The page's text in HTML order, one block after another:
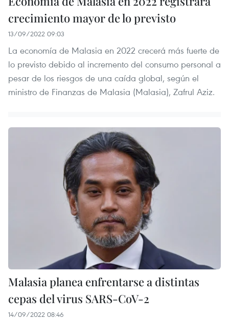
crecimiento mayor de lo previsto
13/09/2022 09:03
La economía de Malasia en 2022 crecerá más fuerte de
lo previsto debido al incremento del consumo personal a
pesar de los riesgos de una caída global, según el
ministro de Finanzas de Malasia (Malasia), Zafrul Aziz.
Malasia planea enfrentarse a distintas
cepas del virus SARS-CoV-2
14/09/2022 08:46